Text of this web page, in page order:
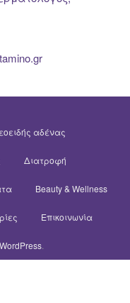
αδένας
Διατροφή
Beauty & Wellness
Επικοινωνία
WordPress.